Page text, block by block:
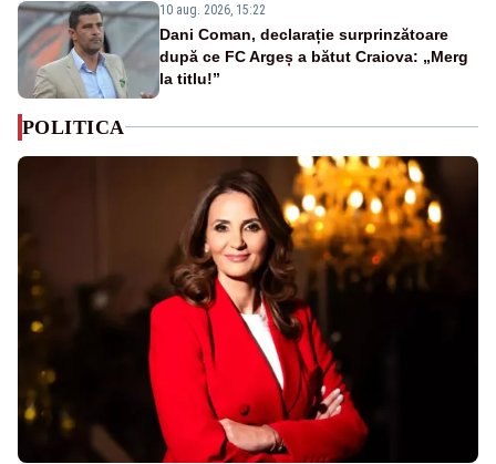
10 aug. 2026, 15:22
Dani Coman, declarație surprinzătoare
după ce FC Argeș a bătut Craiova: „Merg
la titlu!”
POLITICA